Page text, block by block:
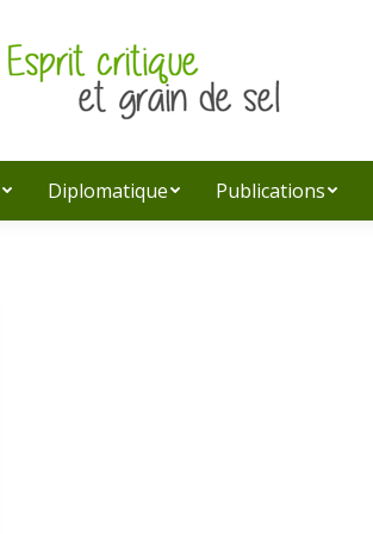
Diplomatique Publications